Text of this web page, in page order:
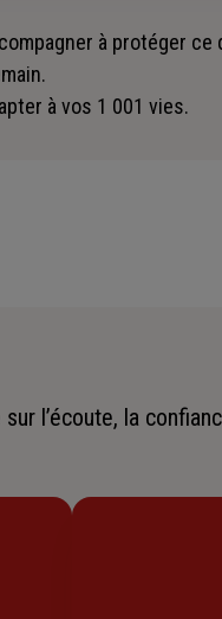
à protéger ce
à vos 1 001 vies.
l’écoute, la